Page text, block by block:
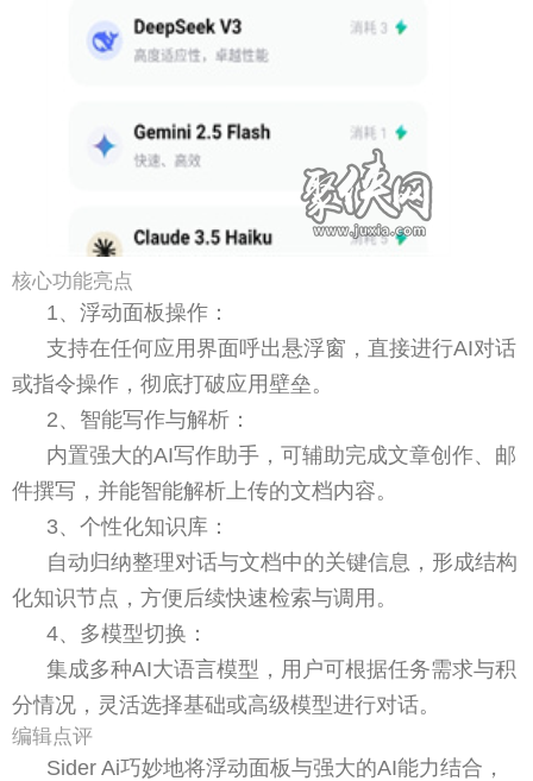
核心功能亮点
1、浮动面板操作：
支持在任何应用界面呼出悬浮窗，直接进行AI对话
或指令操作，彻底打破应用壁垒。
2、智能写作与解析：
内置强大的AI写作助手，可辅助完成文章创作、邮
件撰写，并能智能解析上传的文档内容。
3、个性化知识库：
自动归纳整理对话与文档中的关键信息，形成结构
化知识节点，方便后续快速检索与调用。
4、多模型切换：
集成多种AI大语言模型，用户可根据任务需求与积
分情况，灵活选择基础或高级模型进行对话。
编辑点评
Sider Ai巧妙地将浮动面板与强大的AI能力结合，